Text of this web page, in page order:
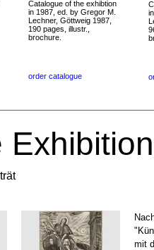
Catalogue of the exhibtion
in 1987, ed. by Gregor M.
Lechner, Göttweig 1987,
190 pages, illustr.,
brochure.
order catalogue
mit